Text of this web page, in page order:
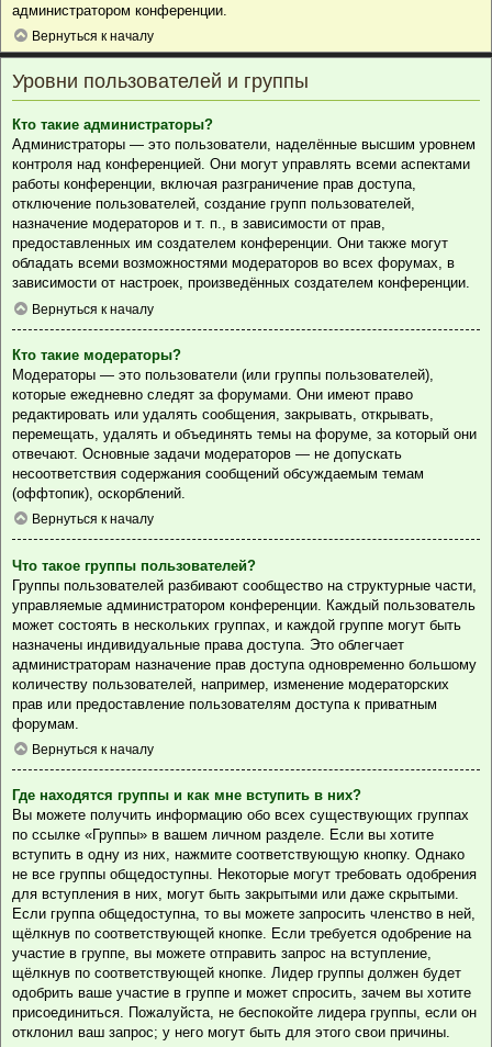
администратором конференции.
Вернуться к началу
Уровни пользователей и группы
Кто такие администраторы?
Администраторы — это пользователи, наделённые высшим уровнем
контроля над конференцией. Они могут управлять всеми аспектами
работы конференции, включая разграничение прав доступа,
отключение пользователей, создание групп пользователей,
назначение модераторов и т. п., в зависимости от прав,
предоставленных им создателем конференции. Они также могут
обладать всеми возможностями модераторов во всех форумах, в
зависимости от настроек, произведённых создателем конференции.
Вернуться к началу
Кто такие модераторы?
Модераторы — это пользователи (или группы пользователей),
которые ежедневно следят за форумами. Они имеют право
редактировать или удалять сообщения, закрывать, открывать,
перемещать, удалять и объединять темы на форуме, за который они
отвечают. Основные задачи модераторов — не допускать
несоответствия содержания сообщений обсуждаемым темам
(оффтопик), оскорблений.
Вернуться к началу
Что такое группы пользователей?
Группы пользователей разбивают сообщество на структурные части,
управляемые администратором конференции. Каждый пользователь
может состоять в нескольких группах, и каждой группе могут быть
назначены индивидуальные права доступа. Это облегчает
администраторам назначение прав доступа одновременно большому
количеству пользователей, например, изменение модераторских
прав или предоставление пользователям доступа к приватным
форумам.
Вернуться к началу
Где находятся группы и как мне вступить в них?
Вы можете получить информацию обо всех существующих группах
по ссылке «Группы» в вашем личном разделе. Если вы хотите
вступить в одну из них, нажмите соответствующую кнопку. Однако
не все группы общедоступны. Некоторые могут требовать одобрения
для вступления в них, могут быть закрытыми или даже скрытыми.
Если группа общедоступна, то вы можете запросить членство в ней,
щёлкнув по соответствующей кнопке. Если требуется одобрение на
участие в группе, вы можете отправить запрос на вступление,
щёлкнув по соответствующей кнопке. Лидер группы должен будет
одобрить ваше участие в группе и может спросить, зачем вы хотите
присоединиться. Пожалуйста, не беспокойте лидера группы, если он
отклонил ваш запрос; у него могут быть для этого свои причины.